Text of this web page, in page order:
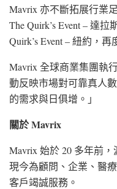
Mavrix 亦不斷拓展行業
The Quirk’s Event – 達
Quirk’s Event – 紐約，
Mavrix 全球商業集團執
動反映市場對可靠真人
的需求與日俱增。」
關於 Mavrix
Mavrix 始於 20 多年前，
現今為顧問、企業、醫
客戶竭誠服務。